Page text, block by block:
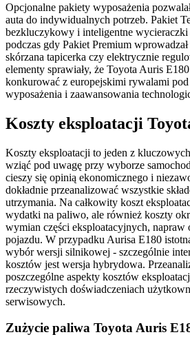
Opcjonalne pakiety wyposażenia
auta do indywidualnych potrzeb. Pakiet
bezkluczykowy i inteligentne wycieraczki
podczas gdy Pakiet Premium
skórzana tapicerka czy elektrycznie
elementy sprawiały, że Toyota Auris
konkurować z europejskimi rywalami
wyposażenia i zaawansowania
Koszty eksploatacji
Koszty eksploatacji to jeden z
wziąć pod uwagę przy wyborze
cieszy się opinią ekonomicznego i
dokładnie przeanalizować wszystkie
utrzymania. Na całkowity koszt
wydatki na paliwo, ale również koszty
wymian części eksploatacyjnych, napraw
pojazdu. W przypadku Aurisa E180
wybór wersji silnikowej - szczególnie
kosztów jest wersja hybrydowa.
poszczególne aspekty kosztów
rzeczywistych doświadczeniach
serwisowych.
Zużycie paliwa Toyota Auris